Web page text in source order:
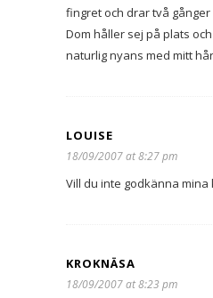
fingret och drar två
Dom håller sej på plats
naturlig nyans med mitt
LOUISE
18/09/2007 at 8:27 pm
Vill du inte godkänna mina
KROKNÄSA
18/09/2007 at 8:23 pm